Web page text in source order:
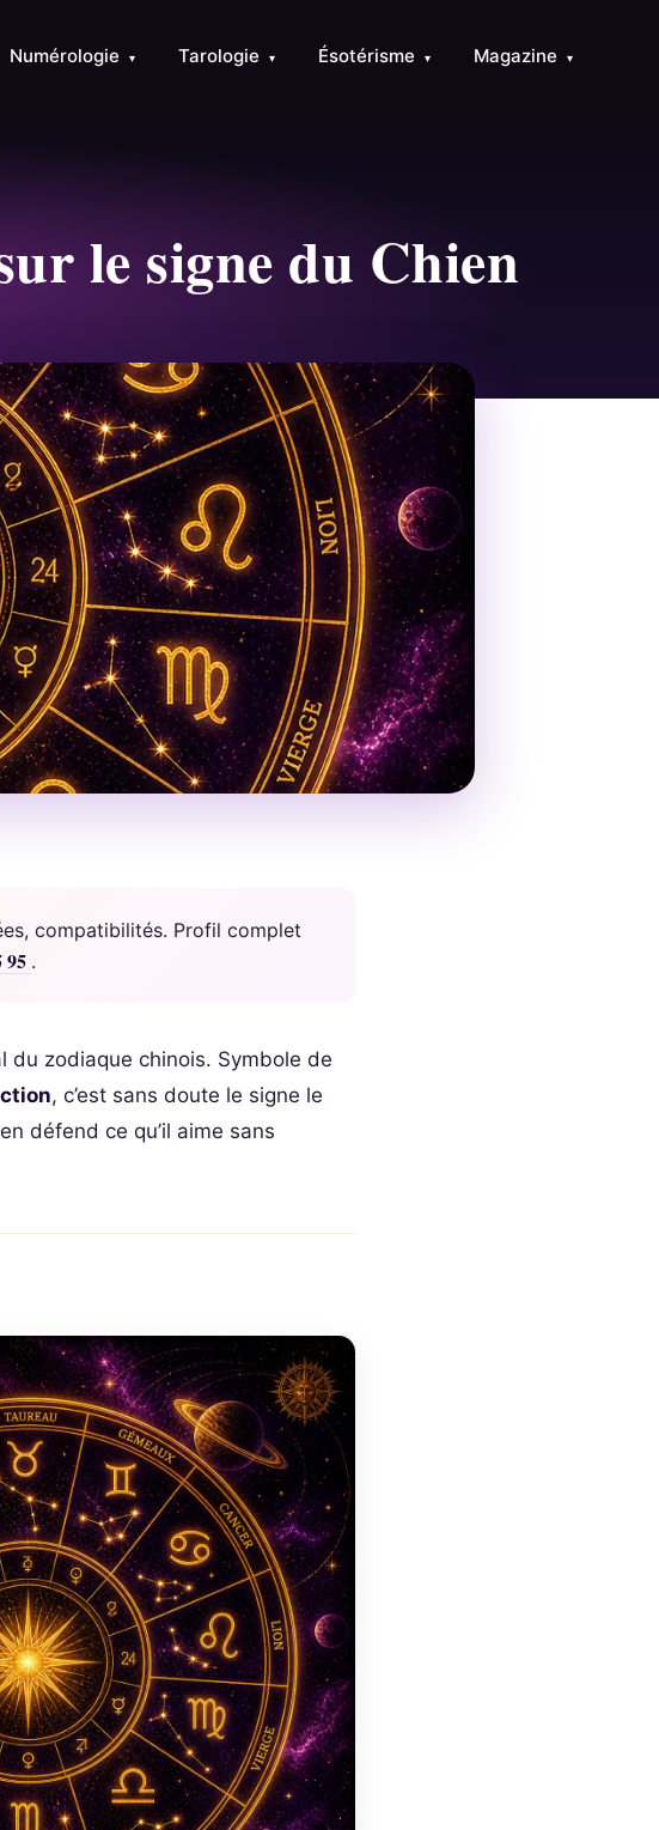
Numérologie ▾ Tarologie ▾ Ésotérisme ▾ Magazine ▾
le signe du Chien
compatibilités. Profil complet
95 .
du zodiaque chinois. Symbole de
, c’est sans doute le signe le
défend ce qu’il aime sans